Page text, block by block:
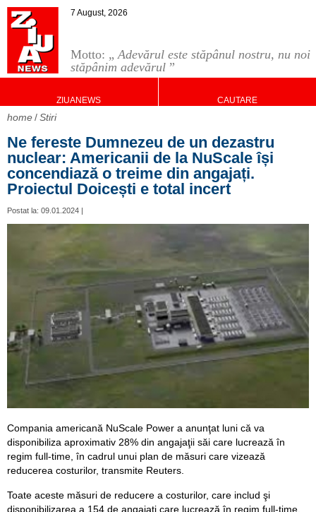
Motto: „Adevărul este stăpânul nostru, nu noi
stăpânim adevărul ”
7 August, 2026
ZIUANEWS CAUTARE
home Stiri
Ne fereste Dumnezeu de un dezastru
nuclear: Americanii de la NuScale își
concendiază o treime din angajați.
Proiectul Doicești e total incert
Postat la: 09.01.2024 |
Compania americană NuScale Power a anunţat luni că va
disponibiliza aproximativ 28% din angajaţii săi care lucrează în
regim full-time, în cadrul unui plan de măsuri care vizează
reducerea costurilor, transmite Reuters.
Toate aceste măsuri de reducere a costurilor, care includ şi
disponibilizarea a 154 de angajaţi care lucrează în regim full-time,